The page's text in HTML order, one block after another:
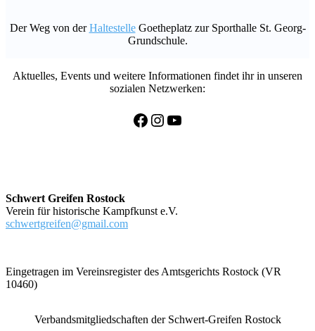
Der Weg von derHaltestelleGoetheplatz zur Sporthalle St. Georg-
Grundschule.
Aktuelles, Events und weitere Informationen findet ihr in unseren
sozialen Netzwerken:
Facebook
Instagram
YouTube
Schwert Greifen Rostock
Verein für historische Kampfkunst e.V.
schwertgreifen@gmail.com
Eingetragen im Vereinsregister des Amtsgerichts Rostock (VR
10460)
Verbandsmitgliedschaften der Schwert-Greifen Rostock